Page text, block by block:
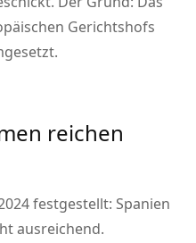
Gerichtshofs
reichen
festgestellt: Spanien
ausreichend.